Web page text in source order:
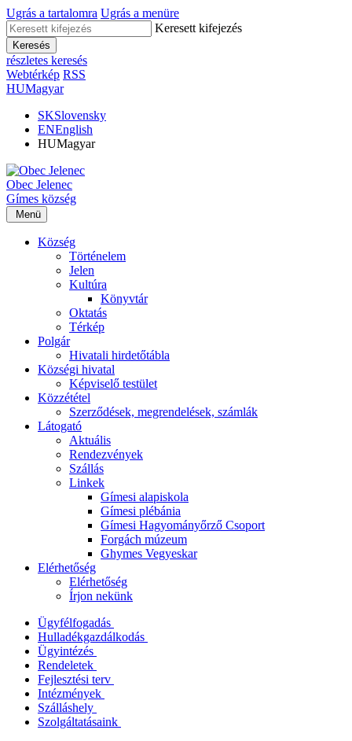
Ugrás a tartalomra Ugrás a menüre
Keresett kifejezés
Keresés
részletes keresés
Webtérkép RSS
HUMagyar
SKSlovensky
ENEnglish
HUMagyar
Obec Jelenec
Gímes község
Menü
Község
Történelem
Jelen
Kultúra
Könyvtár
Oktatás
Térkép
Polgár
Hivatali hirdetőtábla
Községi hivatal
Képviselő testület
Közzététel
Szerződések, megrendelések, számlák
Látogató
Aktuális
Rendezvények
Szállás
Linkek
Gímesi alapiskola
Gímesi plébánia
Gímesi Hagyományőrző Csoport
Forgách múzeum
Ghymes Vegyeskar
Elérhetőség
Elérhetőség
Írjon nekünk
Ügyfélfogadás
Hulladékgazdálkodás
Ügyintézés
Rendeletek
Fejlesztési terv
Intézmények
Szálláshely
Szolgáltatásaink